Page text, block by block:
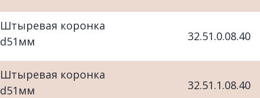
Штыревая коронка
d51мм
32.51.0.08.40
Штыревая коронка
d51мм
32.51.1.08.40